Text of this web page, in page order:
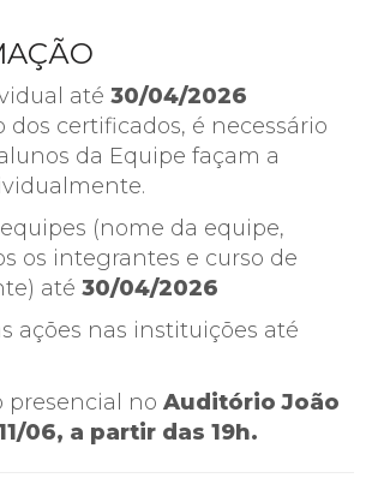
até 30/04/2026
dos certificados, é necessário
da Equipe façam a
(nome da equipe,
os integrantes e curso de
até 30/04/2026
ações nas instituições até
presencial no Auditório João
06, a partir das 19h.